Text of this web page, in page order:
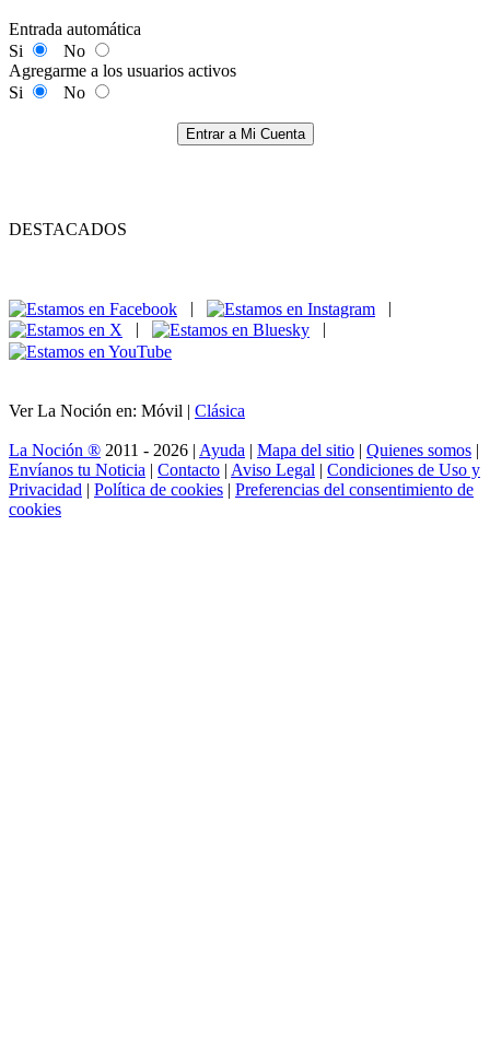
Entrada automática
Si
No
Agregarme a los usuarios activos
Si
No
Entrar a Mi Cuenta
DESTACADOS
|
|
|
|
Ver La Noción en: Móvil | Clásica
La Noción ® 2011 - 2026 | Ayuda | Mapa del sitio | Quienes somos |
Envíanos tu Noticia | Contacto | Aviso Legal | Condiciones de Uso y
Privacidad | Política de cookies | Preferencias del consentimiento de
cookies